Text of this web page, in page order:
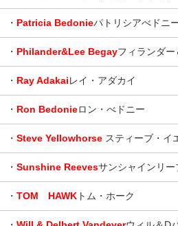
・ Patricia Bedonieパトリシアべドニ
・ Philander&Lee Begayフィランダー
・ Ray Adakaiレイ・アダカイ
・ Ron Bedonieロン・べドニー
・ Steve Yellowhorse スティーブ・イ
・ Sunshine Reevesサンシャインリ
・ TOM HAWK トム・ホーク